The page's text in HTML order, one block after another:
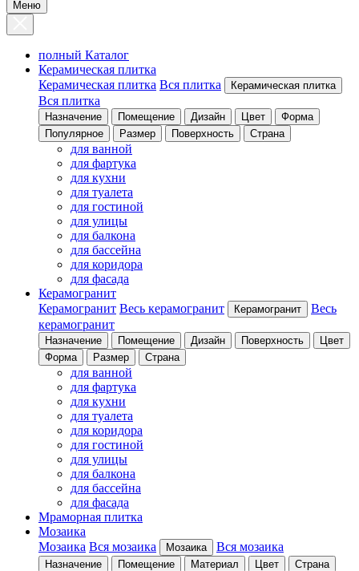
Меню
полный Каталог
Керамическая плитка
Керамическая плитка Вся плитка Керамическая плитка
Вся плитка
Назначение Помещение Дизайн Цвет
Форма
Популярное
Размер Поверхность Страна
для ванной
для фартука
для кухни
для туалета
для гостиной
для улицы
для балкона
для бассейна
для коридора
для фасада
Керамогранит
Керамогранит Весь керамогранит Керамогранит
Весь
керамогранит
Назначение Помещение Дизайн Поверхность
Цвет
Форма
Размер Страна
для ванной
для фартука
для кухни
для туалета
для коридора
для гостиной
для улицы
для балкона
для бассейна
для фасада
Мраморная плитка
Мозаика
Мозаика Вся мозаика Мозаика Вся мозаика
Назначение Помещение Материал Цвет Страна